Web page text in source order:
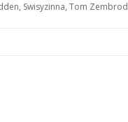
Swisyzinna, Tom Zembrod